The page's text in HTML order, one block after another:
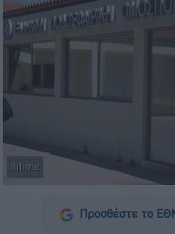
Intime
Προσθέστε το